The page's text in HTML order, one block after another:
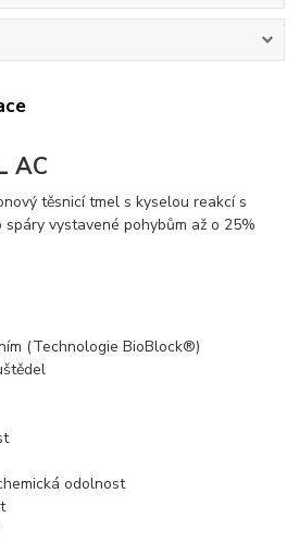
AC
těsnicí tmel s kyselou reakcí s
spáry vystavené pohybům až o 25%
(Technologie BioBlock®)
odolnost